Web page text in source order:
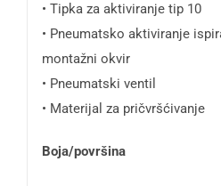
• Tipka za aktiviranje tip 10
• Pneumatsko aktiviranje
montažni okvir
• Pneumatski ventil
• Materijal za pričvršćivanje
Boja/površina